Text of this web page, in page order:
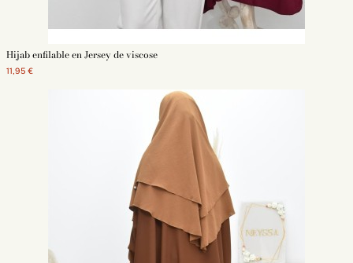
Hijab enfilable en Jersey de viscose
11,95 €